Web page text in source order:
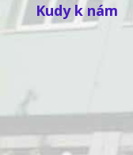
Kudy k nám